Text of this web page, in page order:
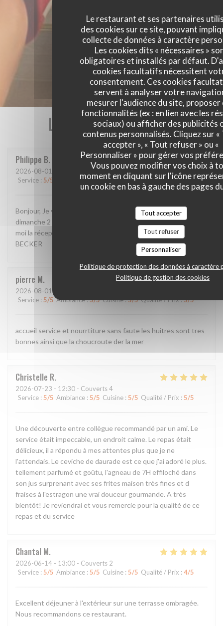
Le restaurant et ses partenaires
des cookies sur ce site, pouvant
collecte de données à caractère
Les cookies dits « nécessaires »
obligatoires et installés par défaut.
cookies facultatifs nécessitent
consentement. Ces cookies
servent à analyser votre
mesurer l'audience du site, proposer
fonctionnalités (ex : en lien avec les
sociaux) ou afficher des publicités
contenus personnalisés. Cliquez sur «
accepter », « Tout refuser » ou «
Personnaliser » pour gérer vos
Vous pouvez modifier vos choix à
moment en cliquant sur l'icône
un cookie en bas à gauche des pages
Tout accepter
Tout refuser
Personnaliser
Politique de protection des données à caractère
Politique de gestion des cookies
Les avis de nos clients
Philippe B
2026-08-01
- 19:45 - Couverts 3
Service : 5/5 Ambiance:5/5 Cuisine :4/5 Qualité / Prix:4/5
Bonjour, Je vous ai envoyé un message sur google, je crois
dimanche 2 ou hier 3 août. L'avez-vous reçu et lu? Confirmez
moi la réception de mon message svp Bien cordialement, P.
BECKER
pierre M
2026-08-01- 20:00 - Couverts 2
Service : 5/5 Ambiance:5/5 Cuisine:5/5 Qualité / Prix:5/5
accueil service et nourrtiture sans faute les huitres sont tres
bonnes ainsi que la choucroute der la mer
Christelle R
2026-07-23 - 12:30 - Couverts 4
Service : 5/5 Ambiance : 5/5 Cuisine : 5/5 Qualité / Prix : 5/5
Une découverte entre collègue recommandé par un ami. Le
service était impeccable, un endroit calme. Le repas était
délicieux, il a répondu à mes attentes plus que je ne
l'attendais. Le ceviche de daurade est ce que j'ai adoré le plus.
tellement parfumé et goûtu, l'agneau de 7H effiloché dans
son jus surprenant avec ses frites maison très fines et d
fraises à l'estragon une vrai douceur gourmande. A très
bientôt! Je reviendrai et vous remercie pour la qualité de ce
repas et du service
Chantal M
2026-06-14 - 13:00 - Couverts 2
Service : 5/5 Ambiance : 5/5 Cuisine : 5/5 Qualité / Prix : 4/5
Excellent déjeuner à l'extérieur sur une terrasse ombragée.
Nous recommandons ce restaurant.